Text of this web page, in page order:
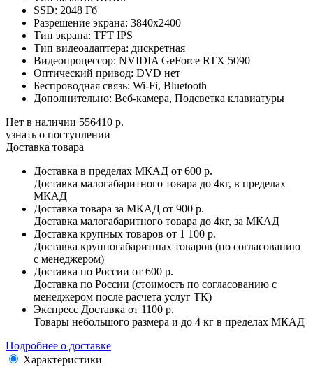
SSD: 2048 Гб
Разрешение экрана: 3840x2400
Тип экрана: TFT IPS
Тип видеоадаптера: дискретная
Видеопроцессор: NVIDIA GeForce RTX 5090
Оптический привод: DVD нет
Беспроводная связь: Wi-Fi, Bluetooth
Дополнительно: Веб-камера, Подсветка клавиатуры
Нет в наличии 556410 р.
узнать о поступлении
Доставка товара
Доставка в пределах МКАД от 600 р.
Доставка малогабаритного товара до 4кг, в пределах
МКАД
Доставка товара за МКАД от 900 р.
Доставка малогабаритного товара до 4кг, за МКАД
Доставка крупных товаров от 1 100 р.
Доставка крупногабаритных товаров (по согласованию
с менеджером)
Доставка по России от 600 р.
Доставка по России (стоимость по согласованию с
менеджером после расчета услуг ТК)
Экспресс Доставка от 1100 р.
Товары небольшого размера и до 4 кг в пределах МКАД
Подробнее о доставке
Характеристики